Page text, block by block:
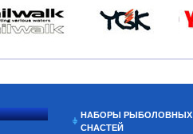
НАБОРЫ РЫБОЛОВНЫХ
СНАСТЕЙ